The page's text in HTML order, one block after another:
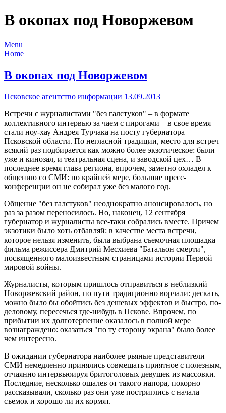
В окопах под Новоржевом
Menu
Home
В окопах под Новоржевом
Псковское агентство информации 13.09.2013
Встречи с журналистами "без галстуков" – в формате
коллективного интервью за чаем с пирогами – в свое время
стали ноу-хау Андрея Турчака на посту губернатора
Псковской области. По негласной традиции, место для встреч
всякий раз подбирается как можно более экзотическое: были
уже и кинозал, и театральная сцена, и заводской цех… В
последнее время глава региона, впрочем, заметно охладел к
общению со СМИ: по крайней мере, большие пресс-
конференции он не собирал уже без малого год.
Общение "без галстуков" неоднократно анонсировалось, но
раз за разом переносилось. Но, наконец, 12 сентября
губернатор и журналисты все-таки собрались вместе. Причем
экзотики было хоть отбавляй: в качестве места встречи,
которое нельзя изменить, была выбрана съемочная площадка
фильма режиссера Дмитрий Месхиева "Батальон смерти",
посвященного малоизвестным страницами истории Первой
мировой войны.
Журналисты, которым пришлось отправиться в неблизкий
Новоржевский район, по пути традиционно ворчали: дескать,
можно было бы обойтись без дешевых эффектов и быстро, по-
деловому, пересечься где-нибудь в Пскове. Впрочем, по
прибытии их долготерпение оказалось в полной мере
вознаграждено: оказаться "по ту сторону экрана" было более
чем интересно.
В ожидании губернатора наиболее рьяные представители
СМИ немедленно принялись совмещать приятное с полезным,
отчаянно интервьюируя бритоголовых девушек из массовки.
Последние, несколько ошалев от такого напора, покорно
рассказывали, сколько раз они уже постриглись с начала
съемок и хорошо ли их кормят.